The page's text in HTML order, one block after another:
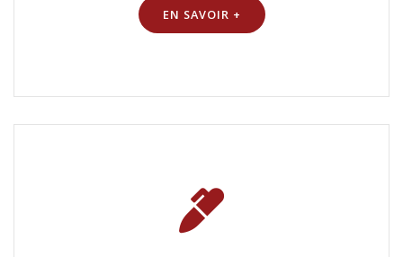
EN SAVOIR +